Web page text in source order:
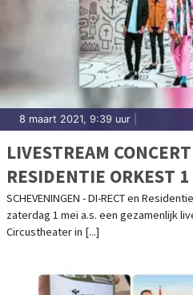
8 maart 2021, 9:39 uur
LIVESTREAM
RESIDENTIE ORKEST
CIRCUSTHEATER
SCHEVENINGEN - DI-RECT en
zaterdag 1 mei a.s. een gezamenlijk
Circustheater in [...]